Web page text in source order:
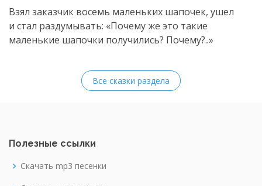
Взял заказчик восемь маленьких шапочек, ушел
и стал раздумывать: «Почему же это такие
маленькие шапочки получились? Почему?..»
Все сказки раздела
Полезные ссылки
Скачать mp3 песенки